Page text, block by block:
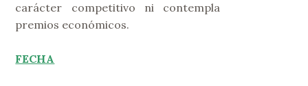
carácter competitivo ni contempla
premios económicos.
FECHA